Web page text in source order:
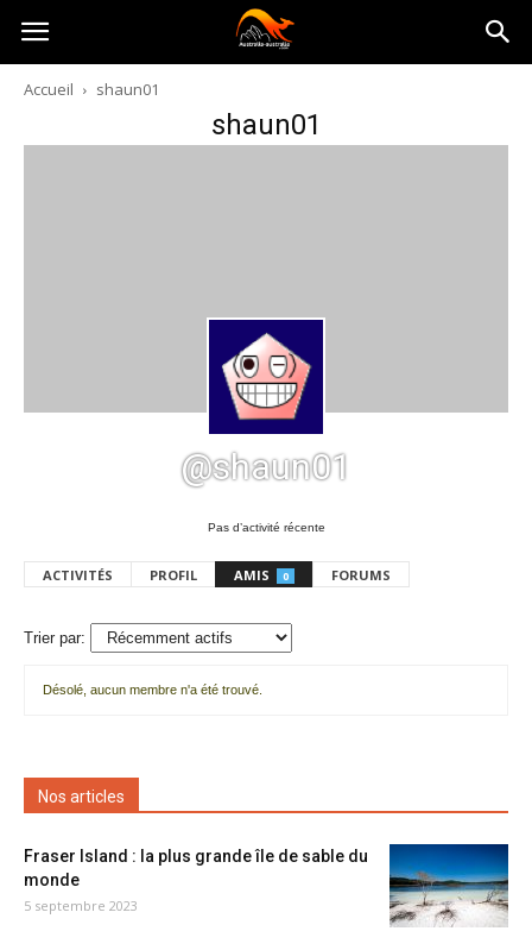
Australia-
australie.com
Accueil shaun01
shaun01
@shaun01
Pas d’activité récente
ACTIVITÉS PROFIL AMIS 0 FORUMS
Trier par:
amis
Désolé, aucun membre n'a été trouvé.
Nos articles
Fraser Island : la plus grande île de sable du
monde
5 septembre 2023